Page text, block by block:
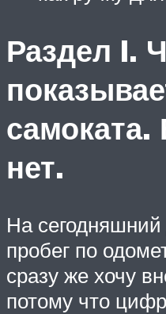
Раздел I.
самоката.
нет.
На
пробег по
сразу же хочу
потому что